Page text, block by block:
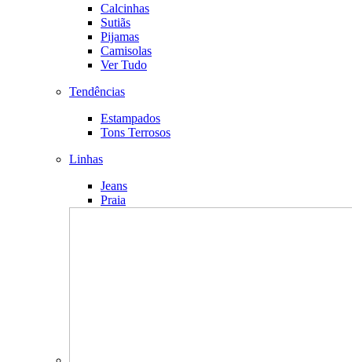
Calcinhas
Sutiãs
Pijamas
Camisolas
Ver Tudo
Tendências
Estampados
Tons Terrosos
Linhas
Jeans
Praia